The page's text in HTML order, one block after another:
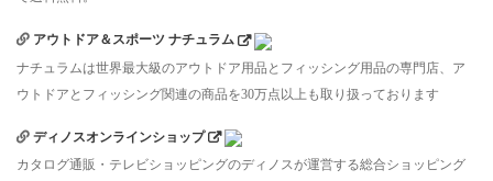
アウトドア＆スポーツ ナチュラム
ナチュラムは世界最大級のアウトドア用品とフィッシング用品の専門店、ア
ウトドアとフィッシング関連の商品を30万点以上も取り扱っております
ディノスオンラインショップ
カタログ通販・テレビショッピングのディノスが運営する総合ショッピング